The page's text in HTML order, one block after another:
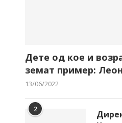
Дете од кое и
земат пример:
13/06/2022
2